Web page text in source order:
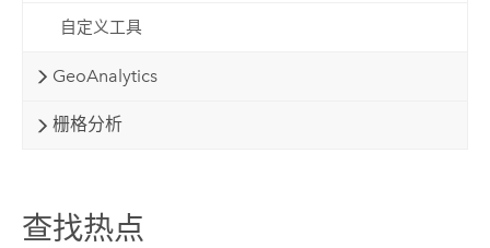
自定义工具
GeoAnalytics
栅格分析
查找热点